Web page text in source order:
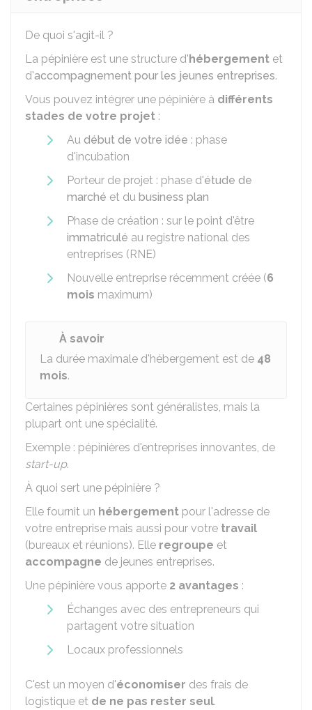
De quoi s'agit-il ?
La pépinière est une structure d'hébergement et
d'accompagnement pour les jeunes entreprises.
Vous pouvez intégrer une pépinière à différents
stades de votre projet :
Au début de votre idée : phase
d'incubation
Porteur de projet : phase d'étude de
marché et du business plan
Phase de création : sur le point d'être
immatriculé au registre national des
entreprises (RNE)
Nouvelle entreprise récemment créée (6
mois maximum)
À savoir
La durée maximale d'hébergement est de 48
mois.
Certaines pépinières sont généralistes, mais la
plupart ont une spécialité.
Exemple : pépinières d'entreprises innovantes, de
start-up.
À quoi sert une pépinière ?
Elle fournit un hébergement pour l'adresse de
votre entreprise mais aussi pour votre travail
(bureaux et réunions). Elle regroupe et
accompagne de jeunes entreprises.
Une pépinière vous apporte 2 avantages :
Échanges avec des entrepreneurs qui
partagent votre situation
Locaux professionnels
C'est un moyen d'économiser des frais de
logistique et de ne pas rester seul.